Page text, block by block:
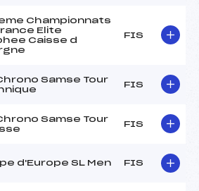
Championnats
Elite
Caisse d
FIS
Samse Tour
FIS
Samse Tour
FIS
d'Europe SL Men FIS